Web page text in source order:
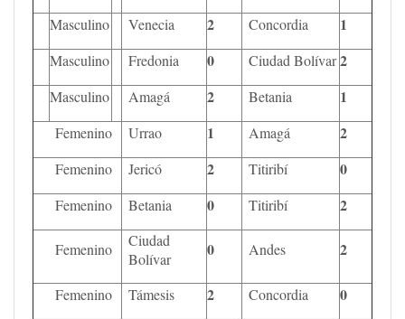
Masculino Venecia 2 Concordia 1
Masculino Fredonia 0 Ciudad Bolívar2
Masculino Amagá 2 Betania 1
Femenino Urrao 1 Amagá 2
Femenino Jericó 2 Titiribí 0
Femenino Betania 0 Titiribí 2
Femenino
Ciudad
Bolívar
0 Andes 2
Femenino Támesis 2 Concordia 0